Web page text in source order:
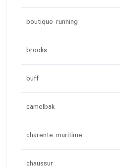
boutique running
brooks
buff
camelbak
charente maritime
chaussur